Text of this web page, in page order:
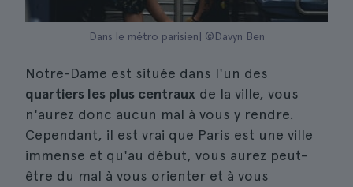
Dans le métro parisien| ©Davyn Ben
Notre-Dame est située dans l'un des
quartiers les plus centraux de la ville, vous
n'aurez donc aucun mal à vous y rendre.
Cependant, il est vrai que Paris est une ville
immense et qu'au début, vous aurez peut-
être du mal à vous orienter et à vous